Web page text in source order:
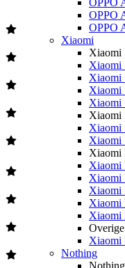
OPPO
OPPO
OPPO
Xiaomi
Xiaomi
Xiaomi
Xiaomi
Xiaomi
Xiaomi
Xiaomi
Xiaomi
Xiaomi
Xiaomi
Xiaomi
Xiaomi
Xiaomi
Xiaomi
Xiaomi
Overige
Xiaomi
Nothing
Nothing